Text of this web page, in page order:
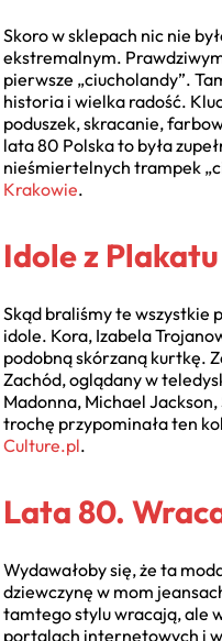
Skoro w sklepach nic nie
ekstremalnym.
pierwsze „ciucholandy”.
historia i wielka radość.
poduszek, skracanie,
lata 80 Polska to była
nieśmiertelnych trampek
Krakowie.
Idole z
Skąd braliśmy te wszystkie
idole. Kora, Izabela
podobną skórzaną kurtkę.
Zachód, oglądany w
Madonna, Michael
trochę przypominała ten
Culture.pl.
Lata 80.
Wydawałoby się, że ta
dziewczynę w mom
tamtego stylu wracają, ale
portalach internetowych i w